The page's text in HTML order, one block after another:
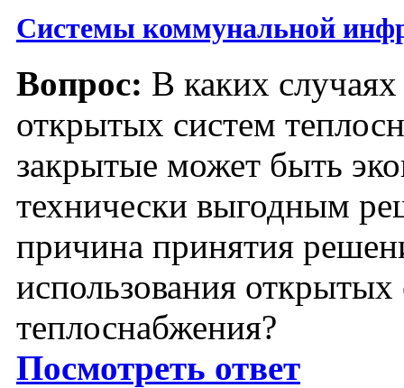
Системы коммунальной
Вопрос: В каких
открытых систем
закрытые может быть
технически выгодным
причина принятия
использования открытых
теплоснабжения?
Посмотреть ответ